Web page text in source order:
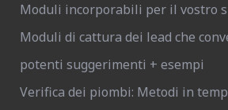
Moduli incorporabili per il vostro
Moduli di cattura dei lead che
potenti suggerimenti + esempi
Verifica dei piombi: Metodi in